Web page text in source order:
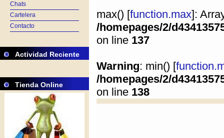
Chats
Cartelera
Contacto
Actividad Reciente
Tienda Online
max() [function.max]:
/homepages/2/
on line 137
Warning: min() [
/homepages/2/
on line 138